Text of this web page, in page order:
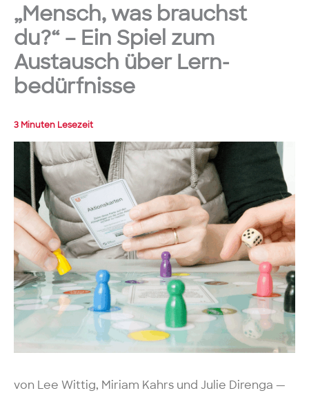
„Mensch, was brauchst
du?“ – Ein Spiel zum
Austausch über Lern­
bedürfnisse
3 Minuten Lesezeit
von Lee Wittig, Miriam Kahrs und Julie Direnga —